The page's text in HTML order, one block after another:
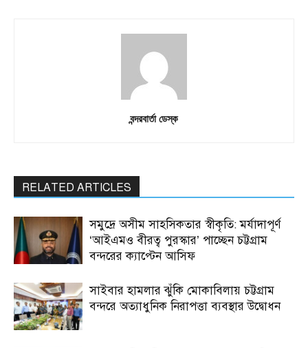
বন্দরবার্তা ডেস্ক
RELATED ARTICLES
সমুদ্রে অসীম সাহসিকতার স্বীকৃতি: মর্যাদাপূর্ণ
‘আইএমও বীরত্ব পুরস্কার’ পাচ্ছেন চট্টগ্রাম
বন্দরের ক্যাপ্টেন আসিফ
সাইবার হামলার ঝুঁকি মোকাবিলায় চট্টগ্রাম
বন্দরে অত্যাধুনিক নিরাপত্তা ব্যবস্থার উদ্বোধন